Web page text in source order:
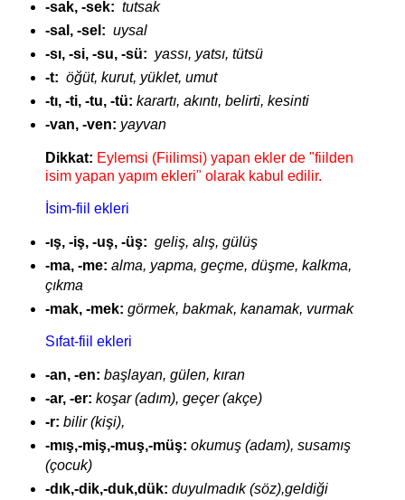
-sak, -sek: tutsak
-sal, -sel: uysal
-sı, -si, -su, -sü: yassı, yatsı, tütsü
-t: öğüt, kurut, yüklet, umut
-tı, -ti, -tu, -tü: karartı, akıntı, belirti, kesinti
-van, -ven: yayvan
Dikkat: Eylemsi (Fiilimsi) yapan ekler de "fiilden
isim yapan yapım ekleri" olarak kabul edilir.
İsim-fiil ekleri
-ış, -iş, -uş, -üş: geliş, alış, gülüş
-ma, -me: alma, yapma, geçme, düşme, kalkma,
çıkma
-mak, -mek: görmek, bakmak, kanamak, vurmak
Sıfat-fiil ekleri
-an, -en: başlayan, gülen, kıran
-ar, -er: koşar (adım), geçer (akçe)
-r: bilir (kişi),
-mış,-miş,-muş,-müş: okumuş (adam), susamış
(çocuk)
-dık,-dik,-duk,dük: duyulmadık (söz),geldiği